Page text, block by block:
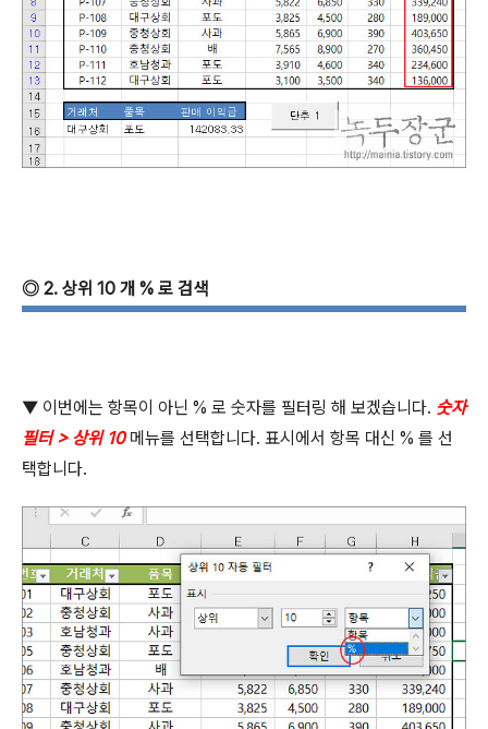
◎ 2. 상위 10 개 % 로 검색
▼ 이번에는 항목이 아닌 % 로 숫자를 필터링 해 보겠습니다. 숫자
필터> 상위10 메뉴를 선택합니다. 표시에서 항목 대신 % 를 선
택합니다.